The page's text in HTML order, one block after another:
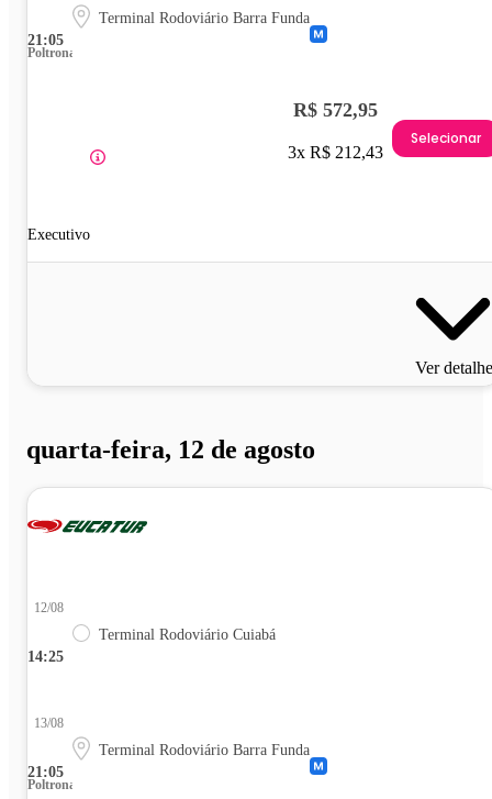
21:05
Terminal Rodoviário Barra Funda
Poltrona
Executivo
R$ 572,95
3x R$ 212,43
Selecionar
Ver
quarta-feira, 12 de agosto
14:25
12/08
Terminal Rodoviário Cuiabá
21:05
13/08
Terminal Rodoviário Barra Funda
Poltrona